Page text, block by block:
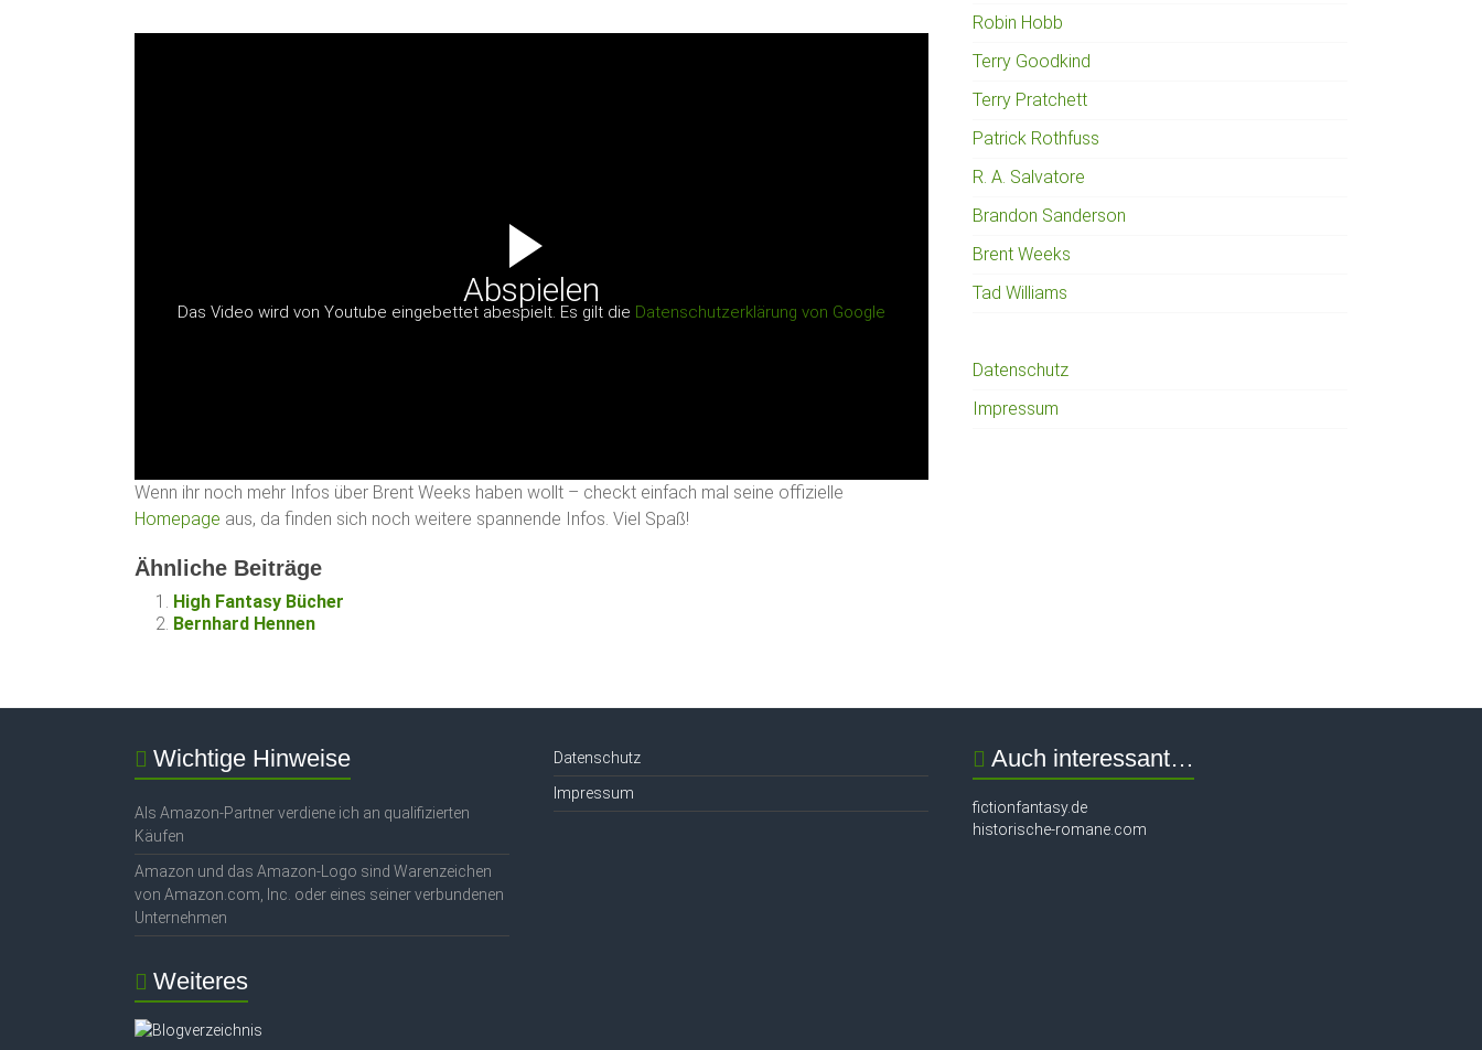
Abspielen
Das Video wird von Youtube eingebettet abespielt. Es gilt die Datenschutzerklärung von Google
Wenn ihr noch mehr Infos über Brent Weeks haben wollt – checkt einfach mal seine offizielle
Homepage aus, da finden sich noch weitere spannende Infos. Viel Spaß!
Ähnliche Beiträge
High Fantasy Bücher
Bernhard Hennen
Robin Hobb
Terry Goodkind
Terry Pratchett
Patrick Rothfuss
R. A. Salvatore
Brandon Sanderson
Brent Weeks
Tad Williams
Datenschutz
Impressum
Wichtige Hinweise
Als Amazon-Partner verdiene ich an qualifizierten
Käufen
Amazon und das Amazon-Logo sind Warenzeichen
von Amazon.com, Inc. oder eines seiner verbundenen
Unternehmen
Weiteres
Datenschutz
Impressum
Auch interessant…
fictionfantasy.de
historische-romane.com